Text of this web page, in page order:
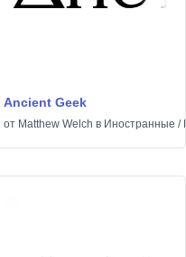
Ancient Geek
от Matthew Welch в Иностранные /